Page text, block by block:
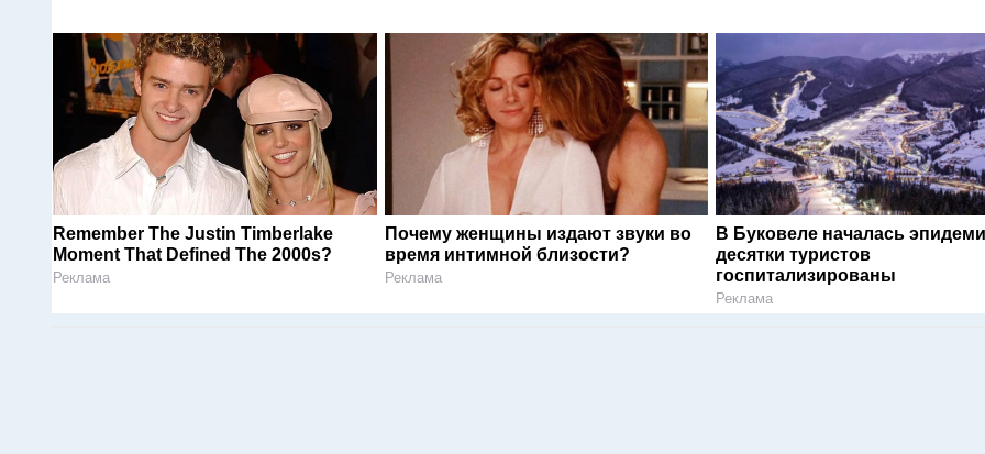
Remember The Justin Timberlake
Moment That Defined The 2000s?
Реклама
Почему женщины издают звуки во
время интимной близости?
Реклама
В Буковеле началась
десятки туристов
госпитализированы
Реклама